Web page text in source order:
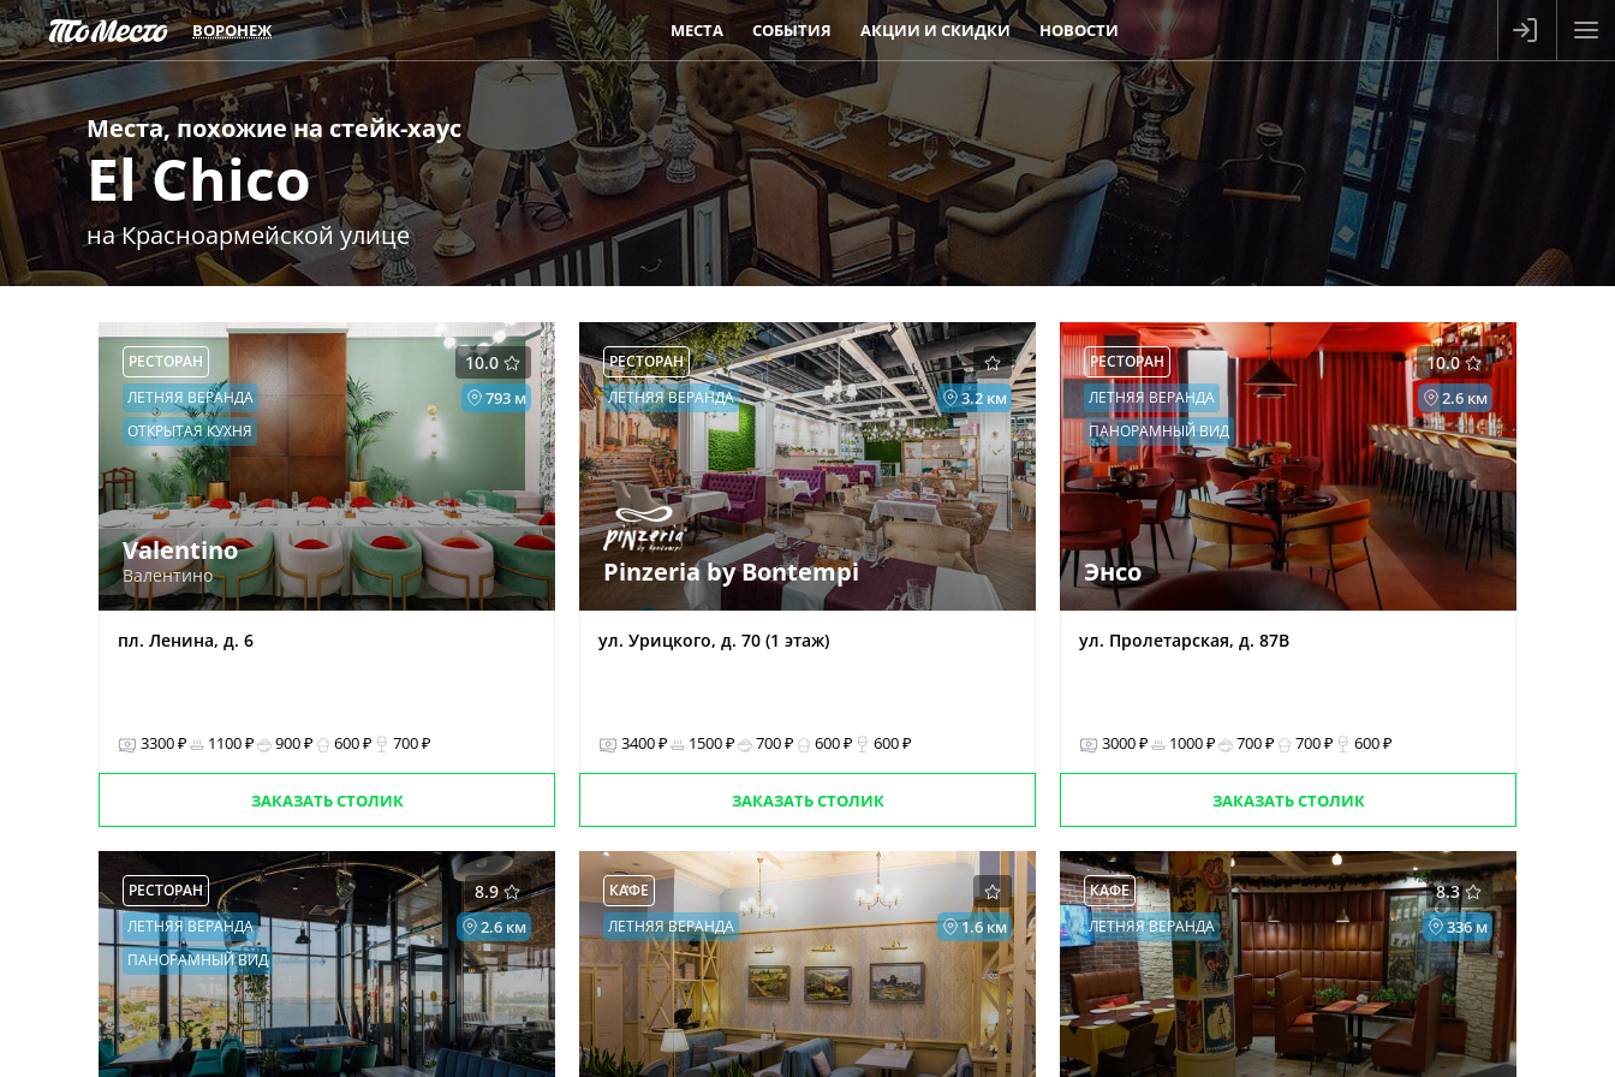
ВОРОНЕЖ МЕСТА СОБЫТИЯ АКЦИИ И СКИДКИ НОВОСТИ
Места, похожие на стейк-хаус
El Chico
на Красноармейской улице
10.0
РЕСТОРАН
793 м
ЛЕТНЯЯ ВЕРАНДА
ОТКРЫТАЯ КУХНЯ
Valentino
Валентино
пл. Ленина, д. 6
3300 ₽ 1100 ₽ 900 ₽ 600 ₽ 700 ₽
ЗАКАЗАТЬ СТОЛИК
РЕСТОРАН
3.2 км
ЛЕТНЯЯ ВЕРАНДА
Pinzeria by Bontempi
ул. Урицкого, д. 70 (1 этаж)
3400 ₽ 1500 ₽ 700 ₽ 600 ₽ 600 ₽
ЗАКАЗАТЬ СТОЛИК
10.0
РЕСТОРАН
2.6 км
ЛЕТНЯЯ ВЕРАНДА
ПАНОРАМНЫЙ ВИД
Энсо
ул. Пролетарская, д. 87В
3000 ₽ 1000 ₽ 700 ₽ 700 ₽ 600 ₽
ЗАКАЗАТЬ СТОЛИК
8.9
РЕСТОРАН
2.6 км
ЛЕТНЯЯ ВЕРАНДА
ПАНОРАМНЫЙ ВИД
КАФЕ
1.6 км
ЛЕТНЯЯ ВЕРАНДА
8.3
КАФЕ
336 м
ЛЕТНЯЯ ВЕРАНДА